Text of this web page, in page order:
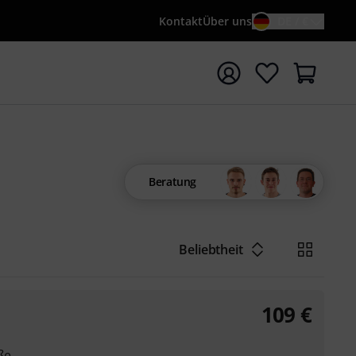
KontaktÜber uns
mit Suchwort {searchTerm} starten
Beratung
Beliebtheit
109 €